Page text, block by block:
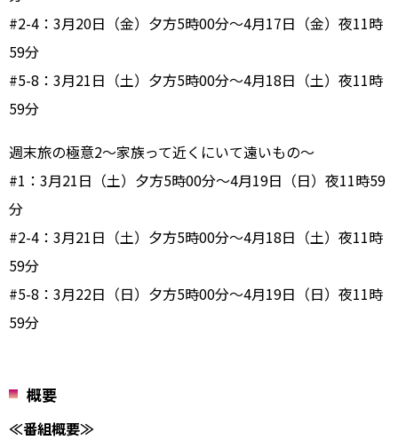
#2-4：3月20日（金）夕方5時00分～4月17日（金）夜11時
59分
#5-8：3月21日（土）夕方5時00分～4月18日（土）夜11時
59分
週末旅の極意2～家族って近くにいて遠いもの～
#1：3月21日（土）夕方5時00分～4月19日（日）夜11時59
分
#2-4：3月21日（土）夕方5時00分～4月18日（土）夜11時
59分
#5-8：3月22日（日）夕方5時00分～4月19日（日）夜11時
59分
概要
≪番組概要≫